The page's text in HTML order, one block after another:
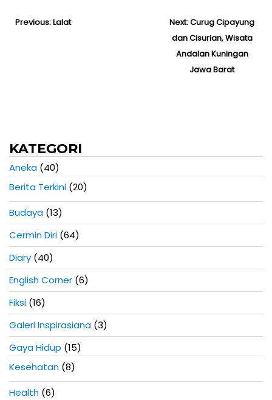
N
r
t
i
k
e
l
Previous:P
p
o
:
Lalat Next:N
e
x
t
Curug Cipayung
dan Cisurian, Wisata
Andalan Kuningan
Jawa Barat
KATEGORI
Aneka (40)
Berita Terkini (20)
Budaya (13)
Cermin Diri (64)
Diary (40)
English Corner (6)
Fiksi (16)
Galeri Inspirasiana (3)
Gaya Hidup (15)
Kesehatan (8)
Health (6)